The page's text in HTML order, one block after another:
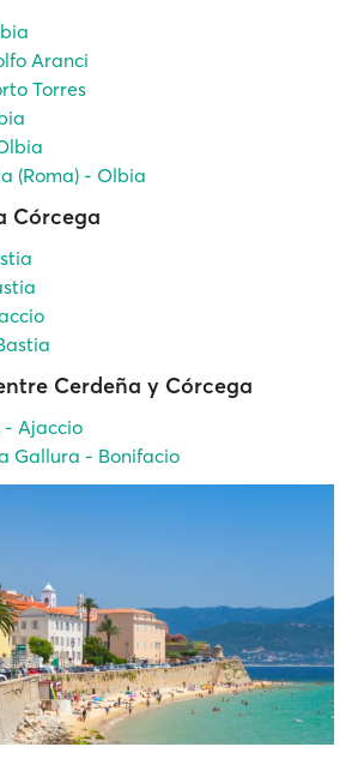
Aranci
Torres
(Roma) - Olbia
Córcega
Cerdeña y Córcega
- Ajaccio
Gallura - Bonifacio